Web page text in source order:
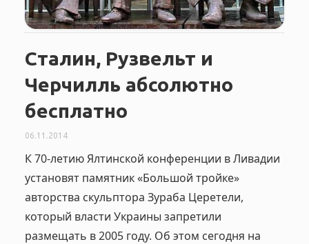
Сталин, Рузвельт и
Черчилль абсолютно
бесплатно
06.11.2014
К 70-летию Ялтинской конференции в Ливадии
установят памятник «Большой тройке»
авторства скульптора Зураба Церетели,
который власти Украины запретили
размещать в 2005 году. Об этом сегодня на